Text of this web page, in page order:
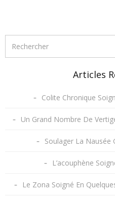
Articles
Colite Chronique
Un Grand Nombre De
Soulager La Nausée
L’acouphène
Le Zona Soigné En